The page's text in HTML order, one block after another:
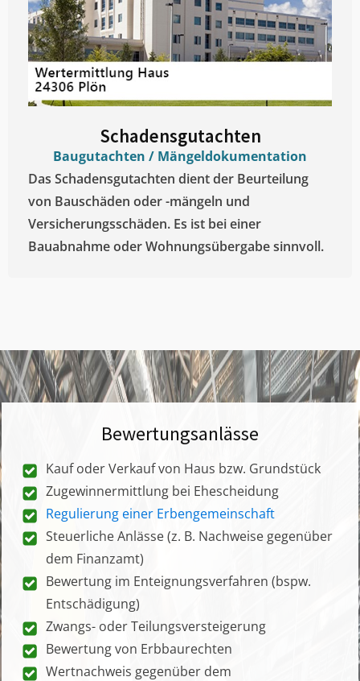
Schadensgutachten
Baugutachten / Mängeldokumentation
Das Schadensgutachten dient der Beurteilung
von Bauschäden oder -mängeln und
Versicherungsschäden. Es ist bei einer
Bauabnahme oder Wohnungsübergabe sinnvoll.
Bewertungsanlässe
Kauf oder Verkauf von Haus bzw. Grundstück
Zugewinnermittlung bei Ehescheidung
Regulierung einer Erbengemeinschaft
Steuerliche Anlässe (z. B. Nachweise gegenüber
dem Finanzamt)
Bewertung im Enteignungsverfahren (bspw.
Entschädigung)
Zwangs- oder Teilungsversteigerung
Bewertung von Erbbaurechten
Wertnachweis gegenüber dem